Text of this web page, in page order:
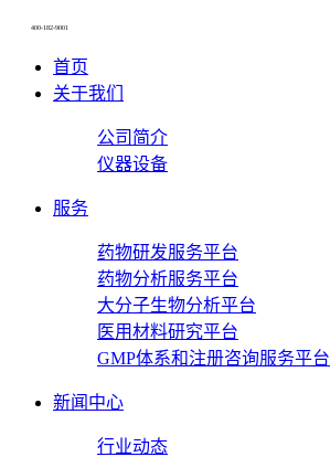
400-182-9001
首页
关于我们
公司简介
仪器设备
服务
药物研发服务平台
药物分析服务平台
大分子生物分析平台
医用材料研究平台
GMP体系和注册咨询服务平台
新闻中心
行业动态